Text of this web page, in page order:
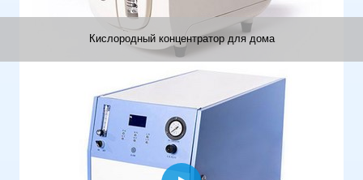
Кислородный концентратор для дома